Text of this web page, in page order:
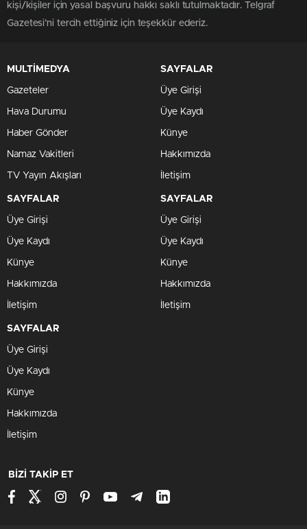
kişi/kişiler için yasal başvuru hakkı saklı tutulmaktadır. Telgraf
Gazetesi’ni tercih ettiğiniz için teşekkür ederiz.
MULTİMEDYA
Gazeteler
Hava Durumu
Haber Gönder
Namaz Vakitleri
TV Yayın Akışları
SAYFALAR
Üye Girişi
Üye Kaydı
Künye
Hakkımızda
İletişim
SAYFALAR
Üye Girişi
Üye Kaydı
Künye
Hakkımızda
İletişim
SAYFALAR
Üye Girişi
Üye Kaydı
Künye
Hakkımızda
İletişim
SAYFALAR
Üye Girişi
Üye Kaydı
Künye
Hakkımızda
İletişim
BİZİ TAKİP ET